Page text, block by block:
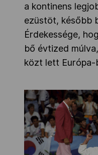
a kontinens
ezüstöt, később
Érdekessége,
bő évtized
közt lett Európa-